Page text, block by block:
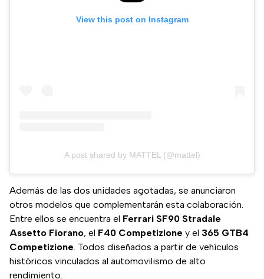
View this post on Instagram
A post shared by MATTEL (@mattel)
Además de las dos unidades agotadas, se anunciaron
otros modelos que complementarán esta colaboración.
Entre ellos se encuentra el Ferrari SF90 Stradale
Assetto Fiorano, el F40 Competizione y el 365 GTB4
Competizione. Todos diseñados a partir de vehículos
históricos vinculados al automovilismo de alto
rendimiento.